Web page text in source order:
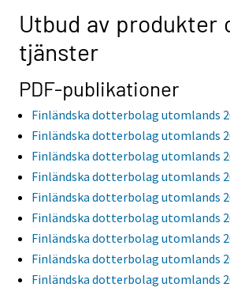
Utbud av produkter
tjänster
PDF-publikationer
Finländska dotterbolag utomlands
Finländska dotterbolag utomlands
Finländska dotterbolag utomlands
Finländska dotterbolag utomlands
Finländska dotterbolag utomlands
Finländska dotterbolag utomlands
Finländska dotterbolag utomlands
Finländska dotterbolag utomlands
Finländska dotterbolag utomlands